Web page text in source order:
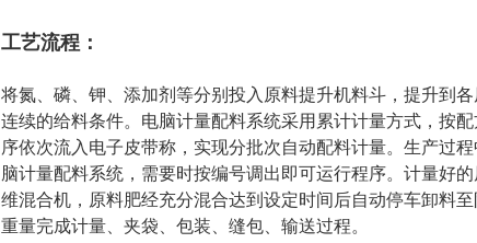
工艺流程：
将氮、磷、钾、添加剂等分别投入原料提升机料斗，提升到
连续的给料条件。电脑计量配料系统采用累计计量方式，按
序依次流入电子皮带称，实现分批次自动配料计量。生产过
脑计量配料系统，需要时按编号调出即可运行程序。计量好
维混合机，原料肥经充分混合达到设定时间后自动停车卸料
重量完成计量、夹袋、包装、缝包、输送过程。